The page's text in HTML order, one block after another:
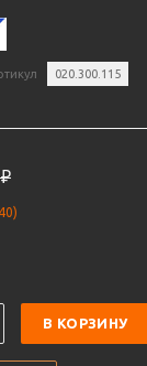
020.300.115
В КОРЗИНУ